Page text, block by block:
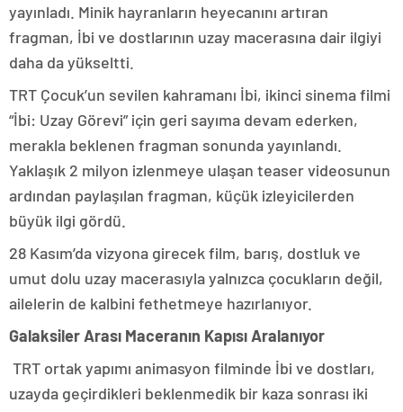
yayınladı. Minik hayranların heyecanını artıran
fragman, İbi ve dostlarının uzay macerasına dair ilgiyi
daha da yükseltti.
TRT Çocuk’un sevilen kahramanı İbi, ikinci sinema filmi
“İbi: Uzay Görevi” için geri sayıma devam ederken,
merakla beklenen fragman sonunda yayınlandı.
Yaklaşık 2 milyon izlenmeye ulaşan teaser videosunun
ardından paylaşılan fragman, küçük izleyicilerden
büyük ilgi gördü.
28 Kasım’da vizyona girecek film, barış, dostluk ve
umut dolu uzay macerasıyla yalnızca çocukların değil,
ailelerin de kalbini fethetmeye hazırlanıyor.
Galaksiler Arası Maceranın Kapısı Aralanıyor
TRT ortak yapımı animasyon filminde İbi ve dostları,
uzayda geçirdikleri beklenmedik bir kaza sonrası iki